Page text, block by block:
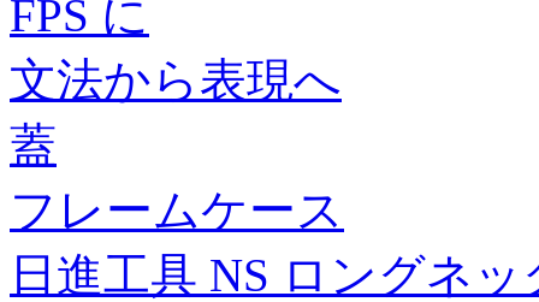
FPS に
文法から表現へ
蓋
フレームケース
日進工具 NS ロングネ